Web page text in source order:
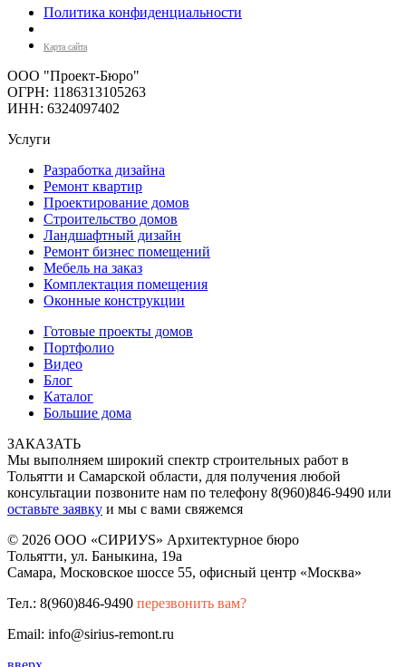
Политика конфиденциальности
Карта сайта
ООО "Проект-Бюро"
ОГРН: 1186313105263
ИНН: 6324097402
Услуги
Разработка дизайна
Ремонт квартир
Проектирование домов
Строительство домов
Ландшафтный дизайн
Ремонт бизнес помещений
Мебель на заказ
Комплектация помещения
Оконные конструкции
Готовые проекты домов
Портфолио
Видео
Блог
Каталог
Большие дома
ЗАКАЗАТЬ
Мы выполняем широкий спектр строительных работ в
Тольятти и Самарской области, для получения любой
консультации позвоните нам по телефону 8(960)846-9490 или
оставьте заявку и мы с вами свяжемся
© 2026 ООО «СИРИУS» Архитектурное бюро
Тольятти, ул. Баныкина, 19а
Самара, Московское шоссе 55, офисный центр «Москва»
Тел.: 8(960)846-9490 перезвонить вам?
Email: info@sirius-remont.ru